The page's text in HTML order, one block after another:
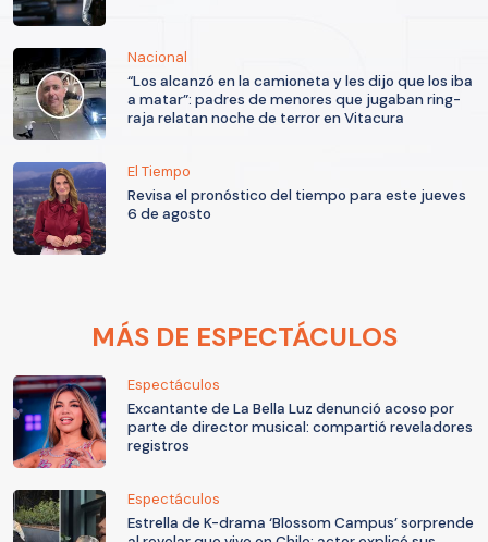
Nacional
“Los alcanzó en la camioneta y les dijo que los iba
a matar”: padres de menores que jugaban ring-
raja relatan noche de terror en Vitacura
El Tiempo
Revisa el pronóstico del tiempo para este jueves
6 de agosto
MÁS DE ESPECTÁCULOS
Espectáculos
Excantante de La Bella Luz denunció acoso por
parte de director musical: compartió reveladores
registros
Espectáculos
Estrella de K-drama ‘Blossom Campus’ sorprende